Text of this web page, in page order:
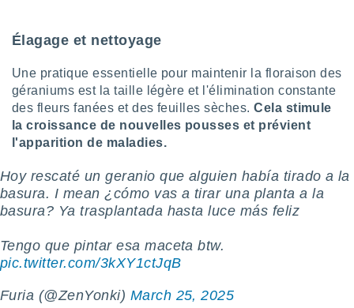
par
et
des
et du
et
1199
Élagage et nettoyage
Une pratique essentielle pour maintenir la floraison des
géraniums est la taille légère et l'élimination constante
des fleurs fanées et des feuilles sèches.Cela stimule
la croissance de nouvelles pousses et prévient
l'apparition de maladies.
Hoy rescaté un geranio que alguien había tirado a la
basura. I mean ¿cómo vas a tirar una planta a la
basura? Ya trasplantada hasta luce más feliz
Tengo que pintar esa maceta btw.
pic.twitter.com/3kXY1ctJqB
Furia (@ZenYonki) March 25, 2025